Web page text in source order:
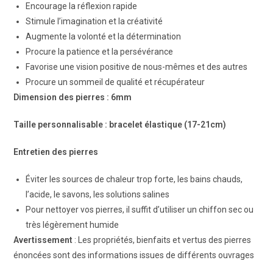
Encourage la réflexion rapide
Stimule l’imagination et la créativité
Augmente la volonté et la détermination
Procure la patience et la persévérance
Favorise une vision positive de nous-mêmes et des autres
Procure un sommeil de qualité et récupérateur
Dimension des pierres : 6mm
Taille personnalisable : bracelet élastique (17-21cm)
Entretien des pierres
Éviter les sources de chaleur trop forte, les bains chauds,
l’acide, le savons, les solutions salines
Pour nettoyer vos pierres, il suffit d’utiliser un chiffon sec ou
très légèrement humide
Avertissement : Les propriétés, bienfaits et vertus des pierres
énoncées sont des informations issues de différents ouvrages